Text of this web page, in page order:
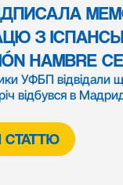
З
HAMBRE
УФБП відвідали
відбувся в
СТАТТЮ